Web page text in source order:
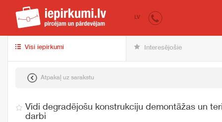
iepirkumi.lv
LV
Visi iepirkumi Interesējošie
Atpakaļ uz sarakstu
Vidi degradējošu konstrukciju demontāžas un
darbi